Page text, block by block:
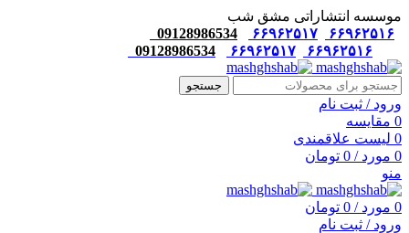
موسسه انتشاراتی مشق شب
۶۶۹۶۲۵۱۶
۶۶۹۶۲۵۱۷
09128986534
۶۶۹۶۲۵۱۶
۶۶۹۶۲۵۱۷ 09128986534
جستجو
ورود / ثبت نام
0 مقایسه
0 لیست علاقمندی
0 مورد /
0 تومان
منو
0 مورد /
0 تومان
ورود / ثبت نام